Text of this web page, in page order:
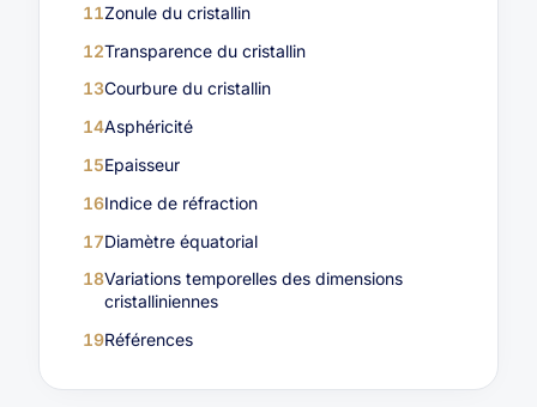
11Zonule du cristallin
12Transparence du cristallin
13Courbure du cristallin
14Asphéricité
15Epaisseur
16Indice de réfraction
17Diamètre équatorial
18Variations temporelles des dimensions
cristalliniennes
19Références